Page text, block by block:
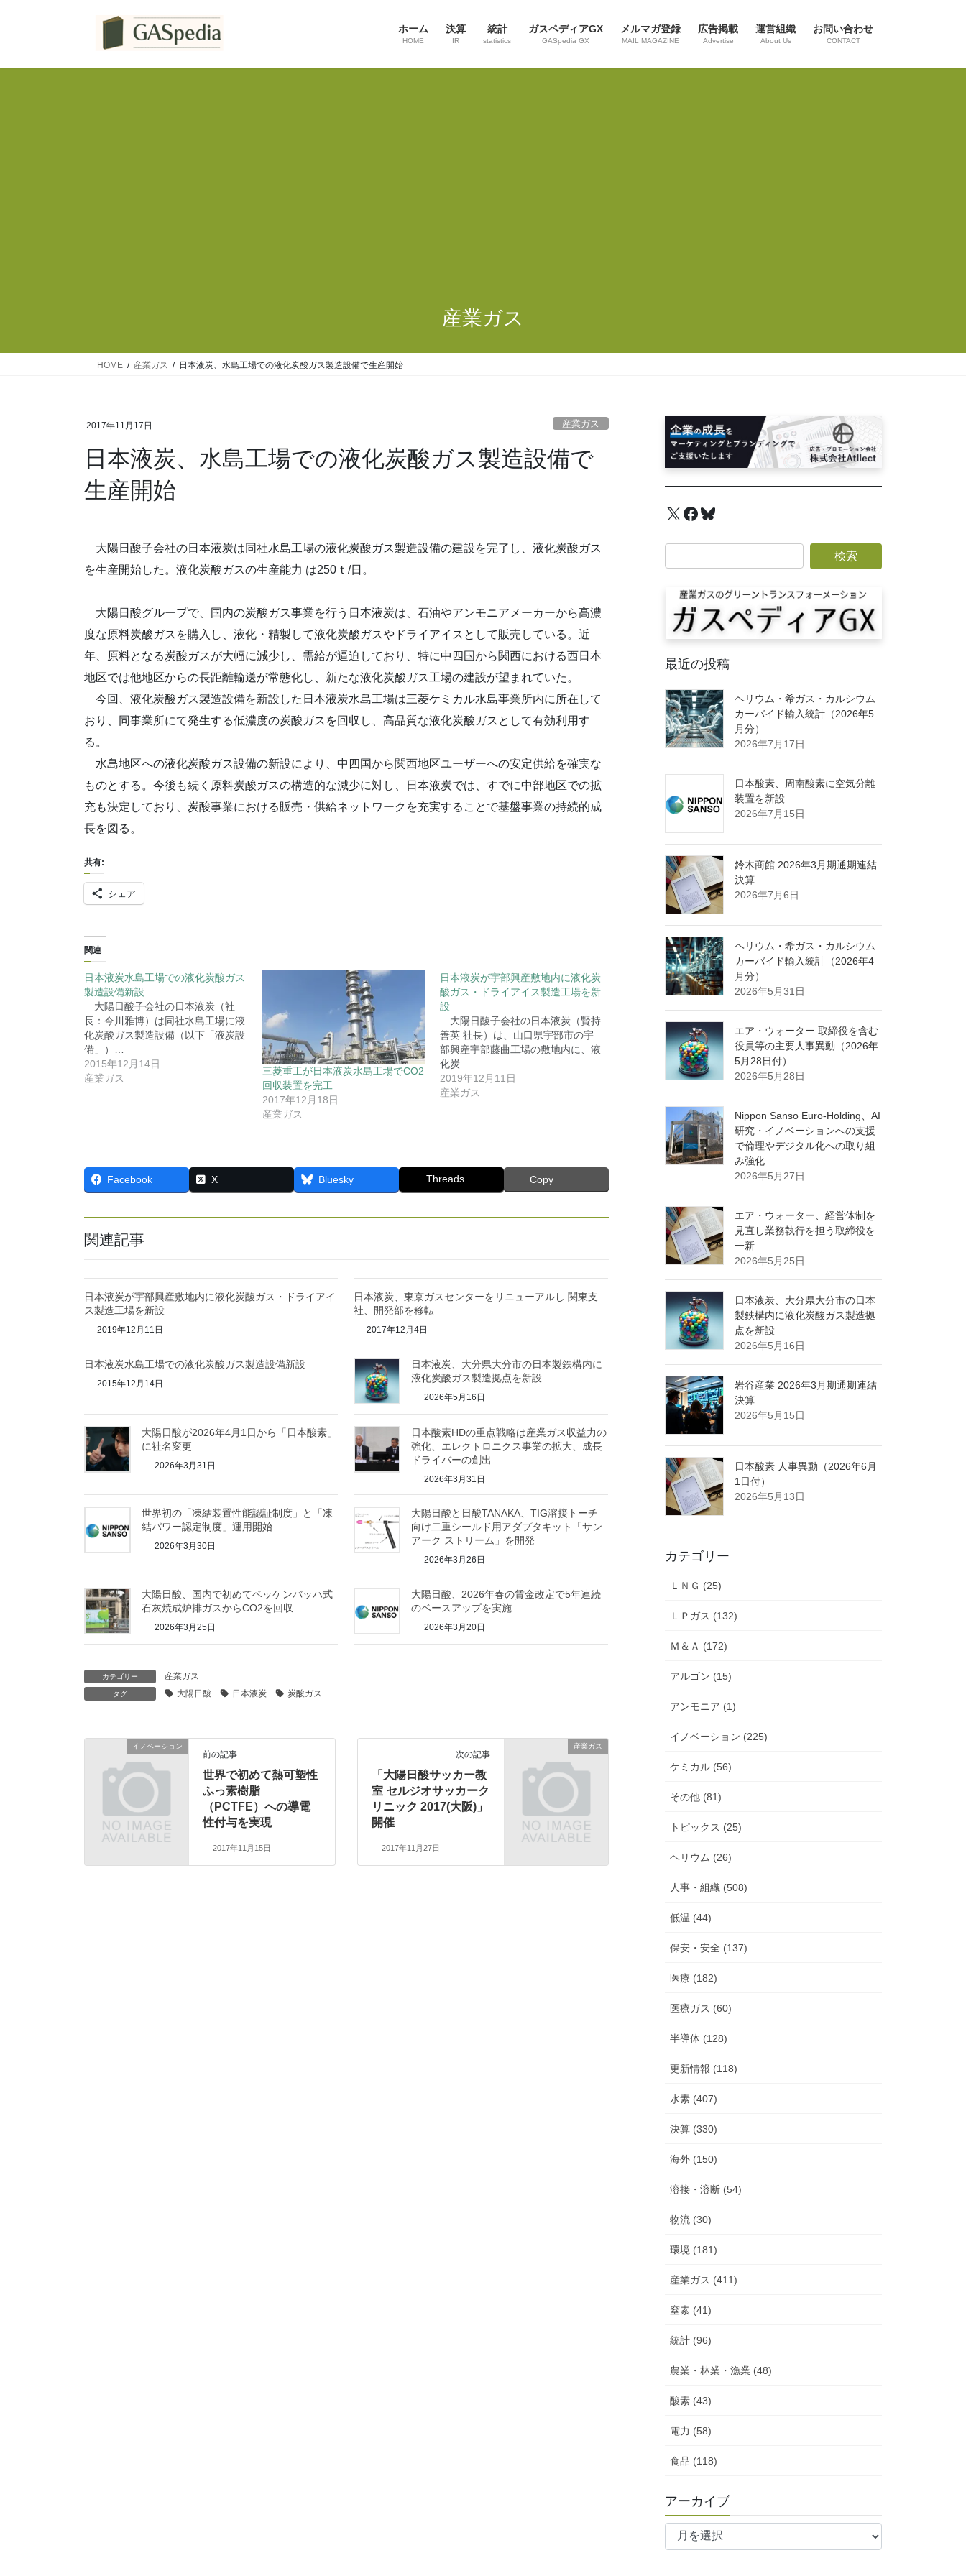
ホーム
HOME
決算
IR
統計
statistics
ガスペディアGX
GASpedia GX
メルマガ登録
MAIL MAGAZINE
広告掲載
Advertise
運営組織
About Us
お問い合わせ
CONTACT
産業ガス
HOME 産業ガス 日本液炭、水島工場での液化炭酸ガス製造設備で生産開始
2017年11月17日 産業ガス
日本液炭、水島工場での液化炭酸ガス製造設備で
生産開始
大陽日酸子会社の日本液炭は同社水島工場の液化炭酸ガス製造設備の建設を完了し、液化炭酸ガス
を生産開始した。液化炭酸ガスの生産能力 は250ｔ/日。
大陽日酸グループで、国内の炭酸ガス事業を行う日本液炭は、石油やアンモニアメーカーから高濃
度な原料炭酸ガスを購入し、液化・精製して液化炭酸ガスやドライアイスとして販売している。近
年、原料となる炭酸ガスが大幅に減少し、需給が逼迫しており、特に中四国から関西における西日本
地区では他地区からの長距離輸送が常態化し、新たな液化炭酸ガス工場の建設が望まれていた。
今回、液化炭酸ガス製造設備を新設した日本液炭水島工場は三菱ケミカル水島事業所内に所在して
おり、同事業所にて発生する低濃度の炭酸ガスを回収し、高品質な液化炭酸ガスとして有効利用す
る。
水島地区への液化炭酸ガス設備の新設により、中四国から関西地区ユーザーへの安定供給を確実な
ものとする。今後も続く原料炭酸ガスの構造的な減少に対し、日本液炭では、すでに中部地区での拡
充も決定しており、炭酸事業における販売・供給ネットワークを充実することで基盤事業の持続的成
長を図る。
共有:
シェア
関連
日本液炭水島工場での液化炭酸ガス
製造設備新設
大陽日酸子会社の日本液炭（社
長：今川雅博）は同社水島工場に液
化炭酸ガス製造設備（以下「液炭設
備」）…
2015年12月14日
産業ガス
三菱重工が日本液炭水島工場でCO2
回収装置を完工
2017年12月18日
産業ガス
日本液炭が宇部興産敷地内に液化炭
酸ガス・ドライアイス製造工場を新
設
大陽日酸子会社の日本液炭（賢持
善英 社長）は、山口県宇部市の宇
部興産宇部藤曲工場の敷地内に、液
化炭…
2019年12月11日
産業ガス
Facebook X Bluesky Threads Copy
関連記事
日本液炭が宇部興産敷地内に液化炭酸ガス・ドライアイ
ス製造工場を新設
2019年12月11日
日本液炭、東京ガスセンターをリニューアルし 関東支
社、開発部を移転
2017年12月4日
日本液炭水島工場での液化炭酸ガス製造設備新設
2015年12月14日
日本液炭、大分県大分市の日本製鉄構内に
液化炭酸ガス製造拠点を新設
2026年5月16日
大陽日酸が2026年4月1日から「日本酸素」
に社名変更
2026年3月31日
日本酸素HDの重点戦略は産業ガス収益力の
強化、エレクトロニクス事業の拡大、成長
ドライバーの創出
2026年3月31日
世界初の「凍結装置性能認証制度」と「凍
結パワー認定制度」運用開始
2026年3月30日
大陽日酸と日酸TANAKA、TIG溶接トーチ
向け二重シールド用アダプタキット「サン
アーク ストリーム」を開発
2026年3月26日
大陽日酸、国内で初めてベッケンバッハ式
石灰焼成炉排ガスからCO2を回収
2026年3月25日
大陽日酸、2026年春の賃金改定で5年連続
のベースアップを実施
2026年3月20日
カテゴリー 産業ガス
タグ 大陽日酸 日本液炭 炭酸ガス
イノベーション
前の記事
世界で初めて熱可塑性
ふっ素樹脂
（PCTFE）への導電
性付与を実現
2017年11月15日
産業ガス
次の記事
「大陽日酸サッカー教
室 セルジオサッカーク
リニック 2017(大阪)」
開催
2017年11月27日
X Facebook
Bluesky
最近の投稿
ヘリウム・希ガス・カルシウム
カーバイド輸入統計（2026年5
月分）
2026年7月17日
日本酸素、周南酸素に空気分離
装置を新設
2026年7月15日
鈴木商館 2026年3月期通期連結
決算
2026年7月6日
ヘリウム・希ガス・カルシウム
カーバイド輸入統計（2026年4
月分）
2026年5月31日
エア・ウォーター 取締役を含む
役員等の主要人事異動（2026年
5月28日付）
2026年5月28日
Nippon Sanso Euro-Holding、AI
研究・イノベーションへの支援
で倫理やデジタル化への取り組
み強化
2026年5月27日
エア・ウォーター、経営体制を
見直し業務執行を担う取締役を
一新
2026年5月25日
日本液炭、大分県大分市の日本
製鉄構内に液化炭酸ガス製造拠
点を新設
2026年5月16日
岩谷産業 2026年3月期通期連結
決算
2026年5月15日
日本酸素 人事異動（2026年6月
1日付）
2026年5月13日
カテゴリー
ＬＮＧ (25)
ＬＰガス (132)
Ｍ＆Ａ (172)
アルゴン (15)
アンモニア (1)
イノベーション (225)
ケミカル (56)
その他 (81)
トピックス (25)
ヘリウム (26)
人事・組織 (508)
低温 (44)
保安・安全 (137)
医療 (182)
医療ガス (60)
半導体 (128)
更新情報 (118)
水素 (407)
決算 (330)
海外 (150)
溶接・溶断 (54)
物流 (30)
環境 (181)
産業ガス (411)
窒素 (41)
統計 (96)
農業・林業・漁業 (48)
酸素 (43)
電力 (58)
食品 (118)
アーカイブ
ア